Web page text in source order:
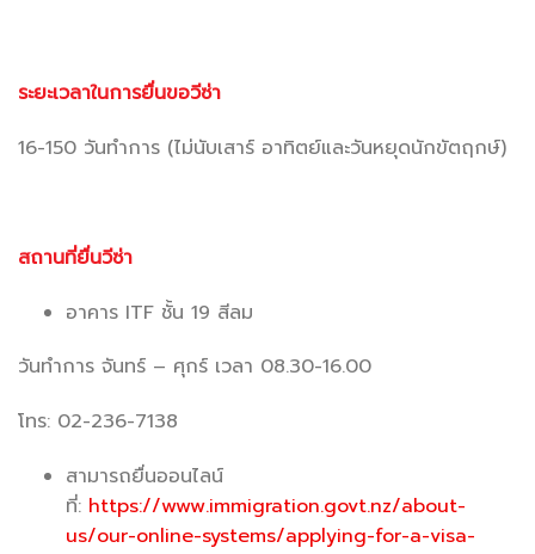
ระยะเวลาในการยื่นขอวีซ่า
16-150 วันทำการ (ไม่นับเสาร์ อาทิตย์และวันหยุดนักขัตฤกษ์)
สถานที่ยื่นวีซ่า
อาคาร ITF ชั้น 19 สีลม
วันทำการ จันทร์ – ศุกร์ เวลา 08.30-16.00
โทร: 02-236-7138
สามารถยื่นออนไลน์
ที่: https://www.immigration.govt.nz/about-
us/our-online-systems/applying-for-a-visa-